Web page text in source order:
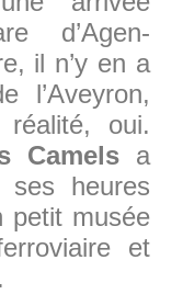
d’Agen-
il n’y en a
l’Aveyron,
oui.
Camels a
ses heures
petit musée
et